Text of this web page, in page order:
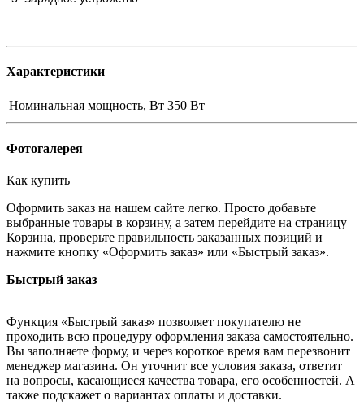
Характеристики
Номинальная мощность, Вт 350 Вт
Фотогалерея
Как купить
Оформить заказ на нашем сайте легко. Просто добавьте
выбранные товары в корзину, а затем перейдите на страницу
Корзина, проверьте правильность заказанных позиций и
нажмите кнопку «Оформить заказ» или «Быстрый заказ».
Быстрый заказ
Функция «Быстрый заказ» позволяет покупателю не
проходить всю процедуру оформления заказа самостоятельно.
Вы заполняете форму, и через короткое время вам перезвонит
менеджер магазина. Он уточнит все условия заказа, ответит
на вопросы, касающиеся качества товара, его особенностей. А
также подскажет о вариантах оплаты и доставки.